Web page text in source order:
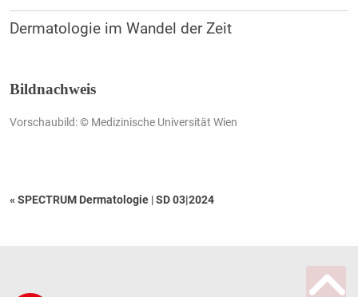
Dermatologie im Wandel der Zeit
Bildnachweis
Vorschaubild: © Medizinische Universität Wien
« SPECTRUM Dermatologie |SD 03|2024